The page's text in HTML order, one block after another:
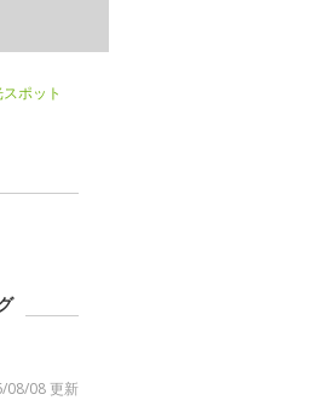
ポット
08/08 更新